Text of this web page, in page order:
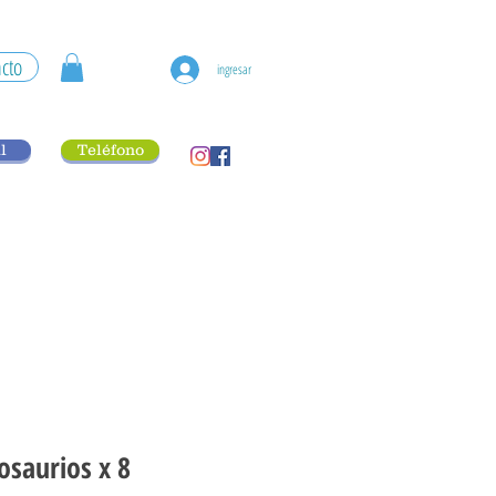
ingresar
Teléfono
x 8